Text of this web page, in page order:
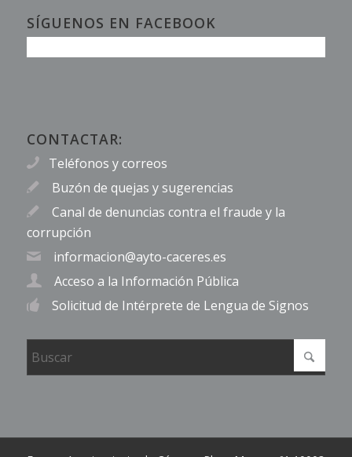
SÍGUENOS EN FACEBOOK
CONTACTAR:
Teléfonos y correos
Buzón de quejas y sugerencias
Canal de denuncias contra el fraude y la
corrupción
informacion@ayto-caceres.es
Acceso a la Información Pública
Solicitud de Intérprete de Lengua de Signos